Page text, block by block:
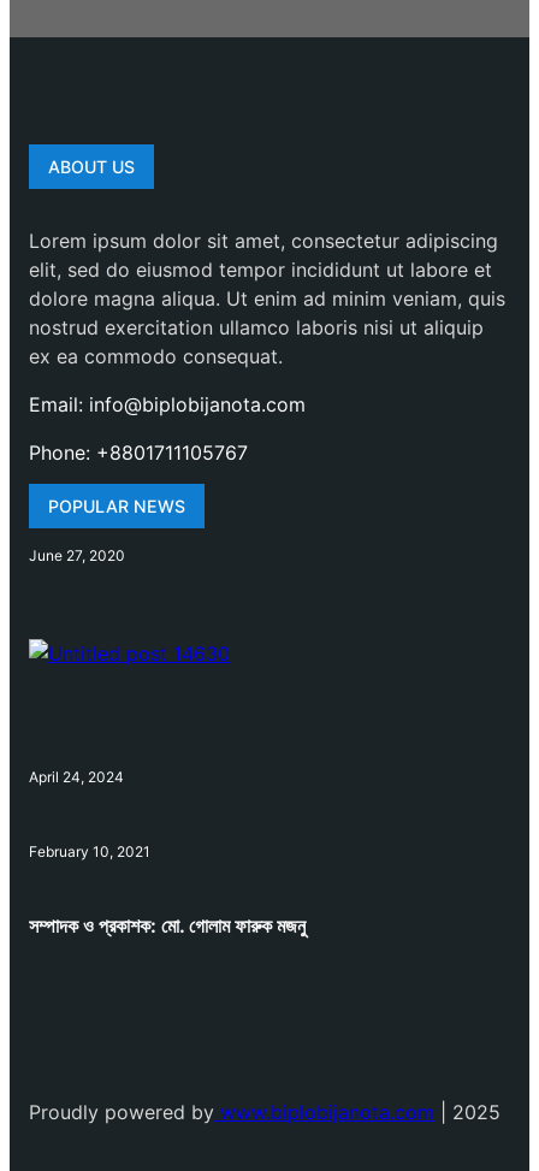
ABOUT US
Lorem ipsum dolor sit amet, consectetur adipiscing
elit, sed do eiusmod tempor incididunt ut labore et
dolore magna aliqua. Ut enim ad minim veniam, quis
nostrud exercitation ullamco laboris nisi ut aliquip
ex ea commodo consequat.
Email: info@biplobijanota.com
Phone: +8801711105767
POPULAR NEWS
June 27, 2020
April 24, 2024
February 10, 2021
সম্পাদক ও প্রকাশক: মো. গোলাম ফারুক মজনু
Proudly powered by www.biplobijanota.com | 2025